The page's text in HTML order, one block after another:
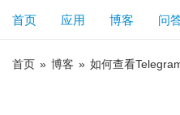
首页 应用 博客 问
首页 » 博客 » 如何查看